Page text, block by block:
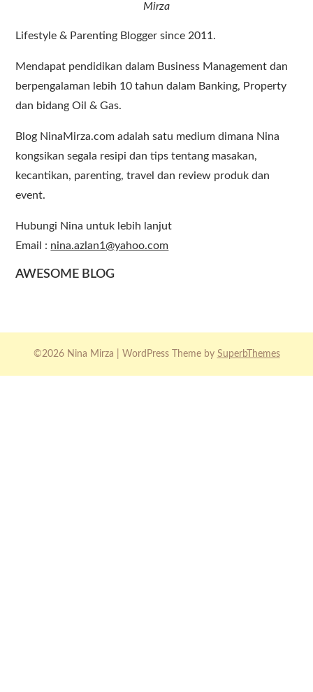
Mirza
Lifestyle & Parenting Blogger since 2011.
Mendapat pendidikan dalam Business Management dan
berpengalaman lebih 10 tahun dalam Banking, Property
dan bidang Oil & Gas.
Blog NinaMirza.com adalah satu medium dimana Nina
kongsikan segala resipi dan tips tentang masakan,
kecantikan, parenting, travel dan review produk dan
event.
Hubungi Nina untuk lebih lanjut
Email : nina.azlan1@yahoo.com
AWESOME BLOG
©2026 Nina Mirza | WordPress Theme by SuperbThemes